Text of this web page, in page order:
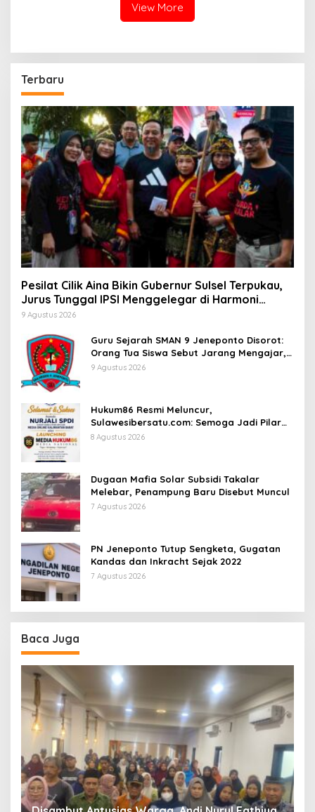
View More
Terbaru
Pesilat Cilik Aina Bikin Gubernur Sulsel Terpukau,
Jurus Tunggal IPSI Menggelegar di Harmoni
Kemanusiaan
9 Agustus 2026
Guru Sejarah SMAN 9 Jeneponto Disorot:
Orang Tua Siswa Sebut Jarang Mengajar,
Sekolah Bungkam
9 Agustus 2026
Hukum86 Resmi Meluncur,
Sulawesibersatu.com: Semoga Jadi Pilar
Informasi Hukum yang Berintegritas
8 Agustus 2026
Dugaan Mafia Solar Subsidi Takalar
Melebar, Penampung Baru Disebut Muncul
7 Agustus 2026
PN Jeneponto Tutup Sengketa, Gugatan
Kandas dan Inkracht Sejak 2022
7 Agustus 2026
Baca Juga